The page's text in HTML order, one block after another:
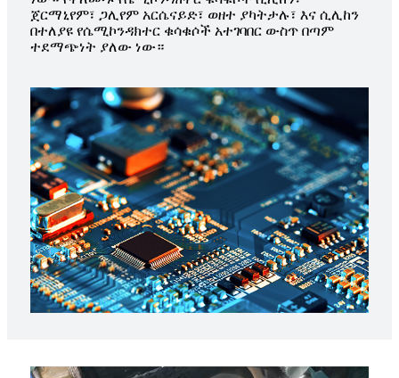
ጀርማኒየም፣ ጋሊየም አርሴናይድ፣ ወዘተ ያካትታሉ፣ እና ሲሊከን
በተለያዩ የሴሚኮንዳክተር ቁሳቁሶች አተገባበር ውስጥ በጣም
ተደማጭነት ያለው ነው።